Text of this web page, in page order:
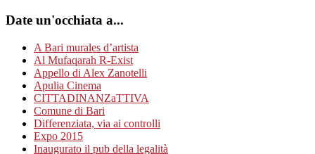
Date un'occhiata a...
A Bari murales d’artista
Al Mufaqarah R-Exist
Appello di Alex Zanotelli
Apulia Cinema
CITTADINANZaTTIVA
Comune di Bari
Differenziata, via ai controlli
Expo 2015
Inaugurato il pub della legalità